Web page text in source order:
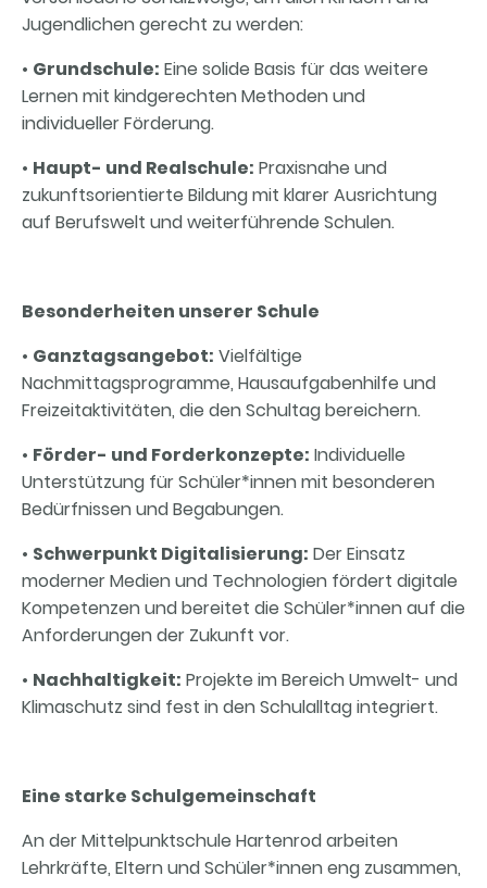
Jugendlichen gerecht zu werden:
• Grundschule: Eine solide Basis für das weitere
Lernen mit kindgerechten Methoden und
individueller Förderung.
• Haupt- und Realschule: Praxisnahe und
zukunftsorientierte Bildung mit klarer Ausrichtung
auf Berufswelt und weiterführende Schulen.
Besonderheiten unserer Schule
• Ganztagsangebot: Vielfältige
Nachmittagsprogramme, Hausaufgabenhilfe und
Freizeitaktivitäten, die den Schultag bereichern.
• Förder- und Forderkonzepte: Individuelle
Unterstützung für Schüler*innen mit besonderen
Bedürfnissen und Begabungen.
• Schwerpunkt Digitalisierung: Der Einsatz
moderner Medien und Technologien fördert digitale
Kompetenzen und bereitet die Schüler*innen auf die
Anforderungen der Zukunft vor.
• Nachhaltigkeit: Projekte im Bereich Umwelt- und
Klimaschutz sind fest in den Schulalltag integriert.
Eine starke Schulgemeinschaft
An der Mittelpunktschule Hartenrod arbeiten
Lehrkräfte, Eltern und Schüler*innen eng zusammen,